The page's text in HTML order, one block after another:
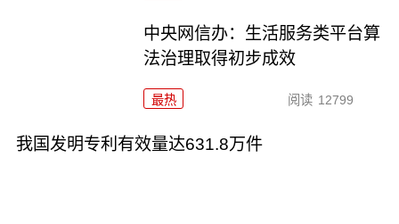
中央网信办：生活服务类平台算
法治理取得初步成效
最热 阅读 12799
我国发明专利有效量达631.8万件